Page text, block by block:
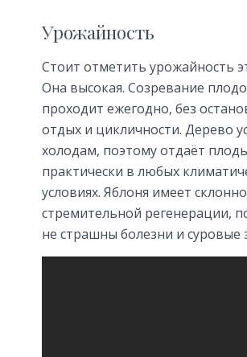
Урожайность
Стоит отметить урожайность
Она высокая. Созревание
проходит ежегодно, без
отдых и цикличности. Дерево
холодам, поэтому отдаёт
практически в любых
условиях. Яблоня имеет
стремительной регенерации,
не страшны болезни и суровые